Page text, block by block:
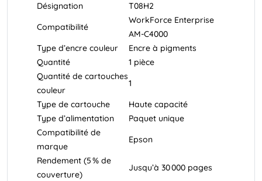
Désignation
T08H2
Compatibilité
WorkForce Enterprise
AM-C4000
Type d’encre couleur
Encre à pigments
Quantité
1 pièce
Quantité de cartouches
couleur
1
Type de cartouche
Haute capacité
Type d’alimentation
Paquet unique
Compatibilité de
marque
Epson
Rendement (5 % de
couverture)
Jusqu’à 30 000 pages